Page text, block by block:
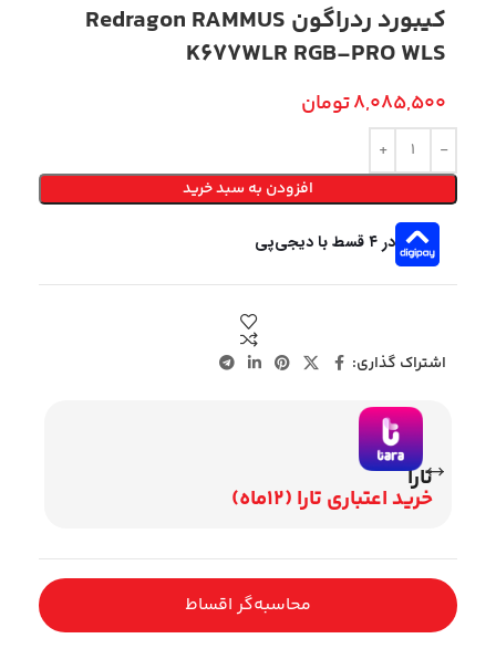
کیبورد ردراگون Redragon RAMMUS
K677WLR RGB-PRO WLS
8,085,500تومان
افزودن به سبد خرید
در ۴ قسط با دیجی‌پی
اشتراک گذاری:
تارا
خرید اعتباری تارا (12ماه)
محاسبه‌گر اقساط